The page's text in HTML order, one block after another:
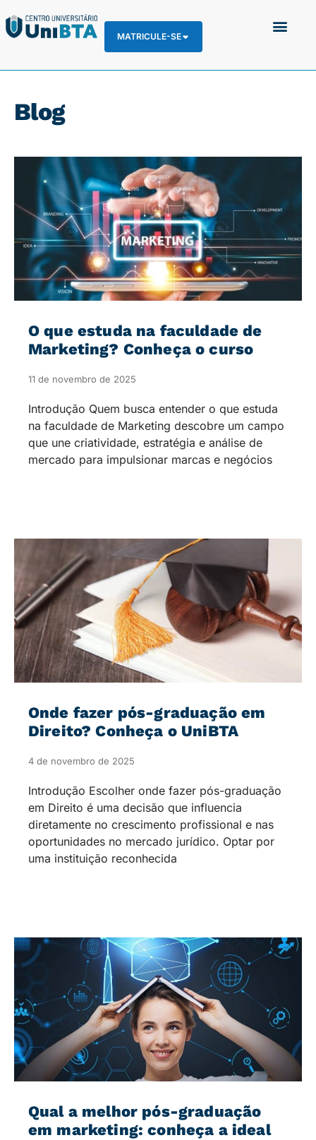
MATRICULE-SE
Blog
O que estuda na faculdade de
Marketing? Conheça o curso
11 de novembro de 2025
Introdução Quem busca entender o que estuda
na faculdade de Marketing descobre um campo
que une criatividade, estratégia e análise de
mercado para impulsionar marcas e negócios
Onde fazer pós-graduação em
Direito? Conheça o UniBTA
4 de novembro de 2025
Introdução Escolher onde fazer pós-graduação
em Direito é uma decisão que influencia
diretamente no crescimento profissional e nas
oportunidades no mercado jurídico. Optar por
uma instituição reconhecida
Qual a melhor pós-graduação
em marketing: conheça a ideal